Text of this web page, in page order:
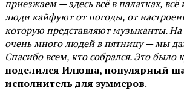
приезжаем — здесь всё в палатках, всё
люди кайфуют от погоды, от
которую представляют музыканты.
очень много людей в пятницу — мы
Спасибо всем, кто собрался. Это было
поделился Илюша, популярный
исполнитель для зуммеров.